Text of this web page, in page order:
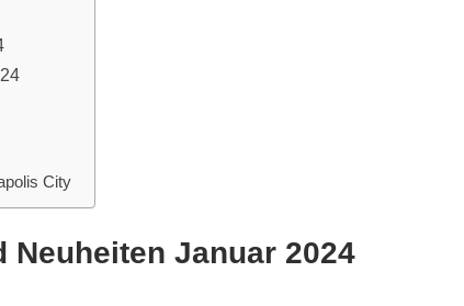
City
Neuheiten Januar 2024